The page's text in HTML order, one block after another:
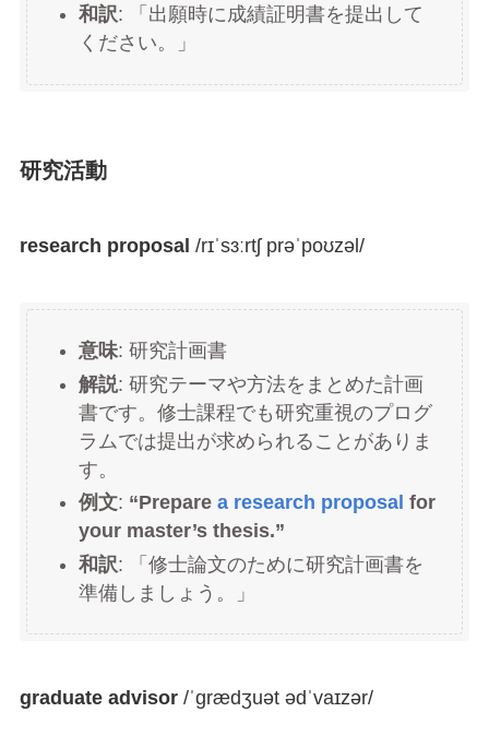
和訳: 「出願時に成績証明書を提出して
ください。」
研究活動
research proposal /rɪˈsɜːrtʃ prəˈpoʊzəl/
意味: 研究計画書
解説: 研究テーマや方法をまとめた計画
書です。修士課程でも研究重視のプログ
ラムでは提出が求められることがありま
す。
例文: “Prepare a research proposal for
your master’s thesis.”
和訳: 「修士論文のために研究計画書を
準備しましょう。」
graduate advisor/ˈɡrædʒuət ədˈvaɪzər/